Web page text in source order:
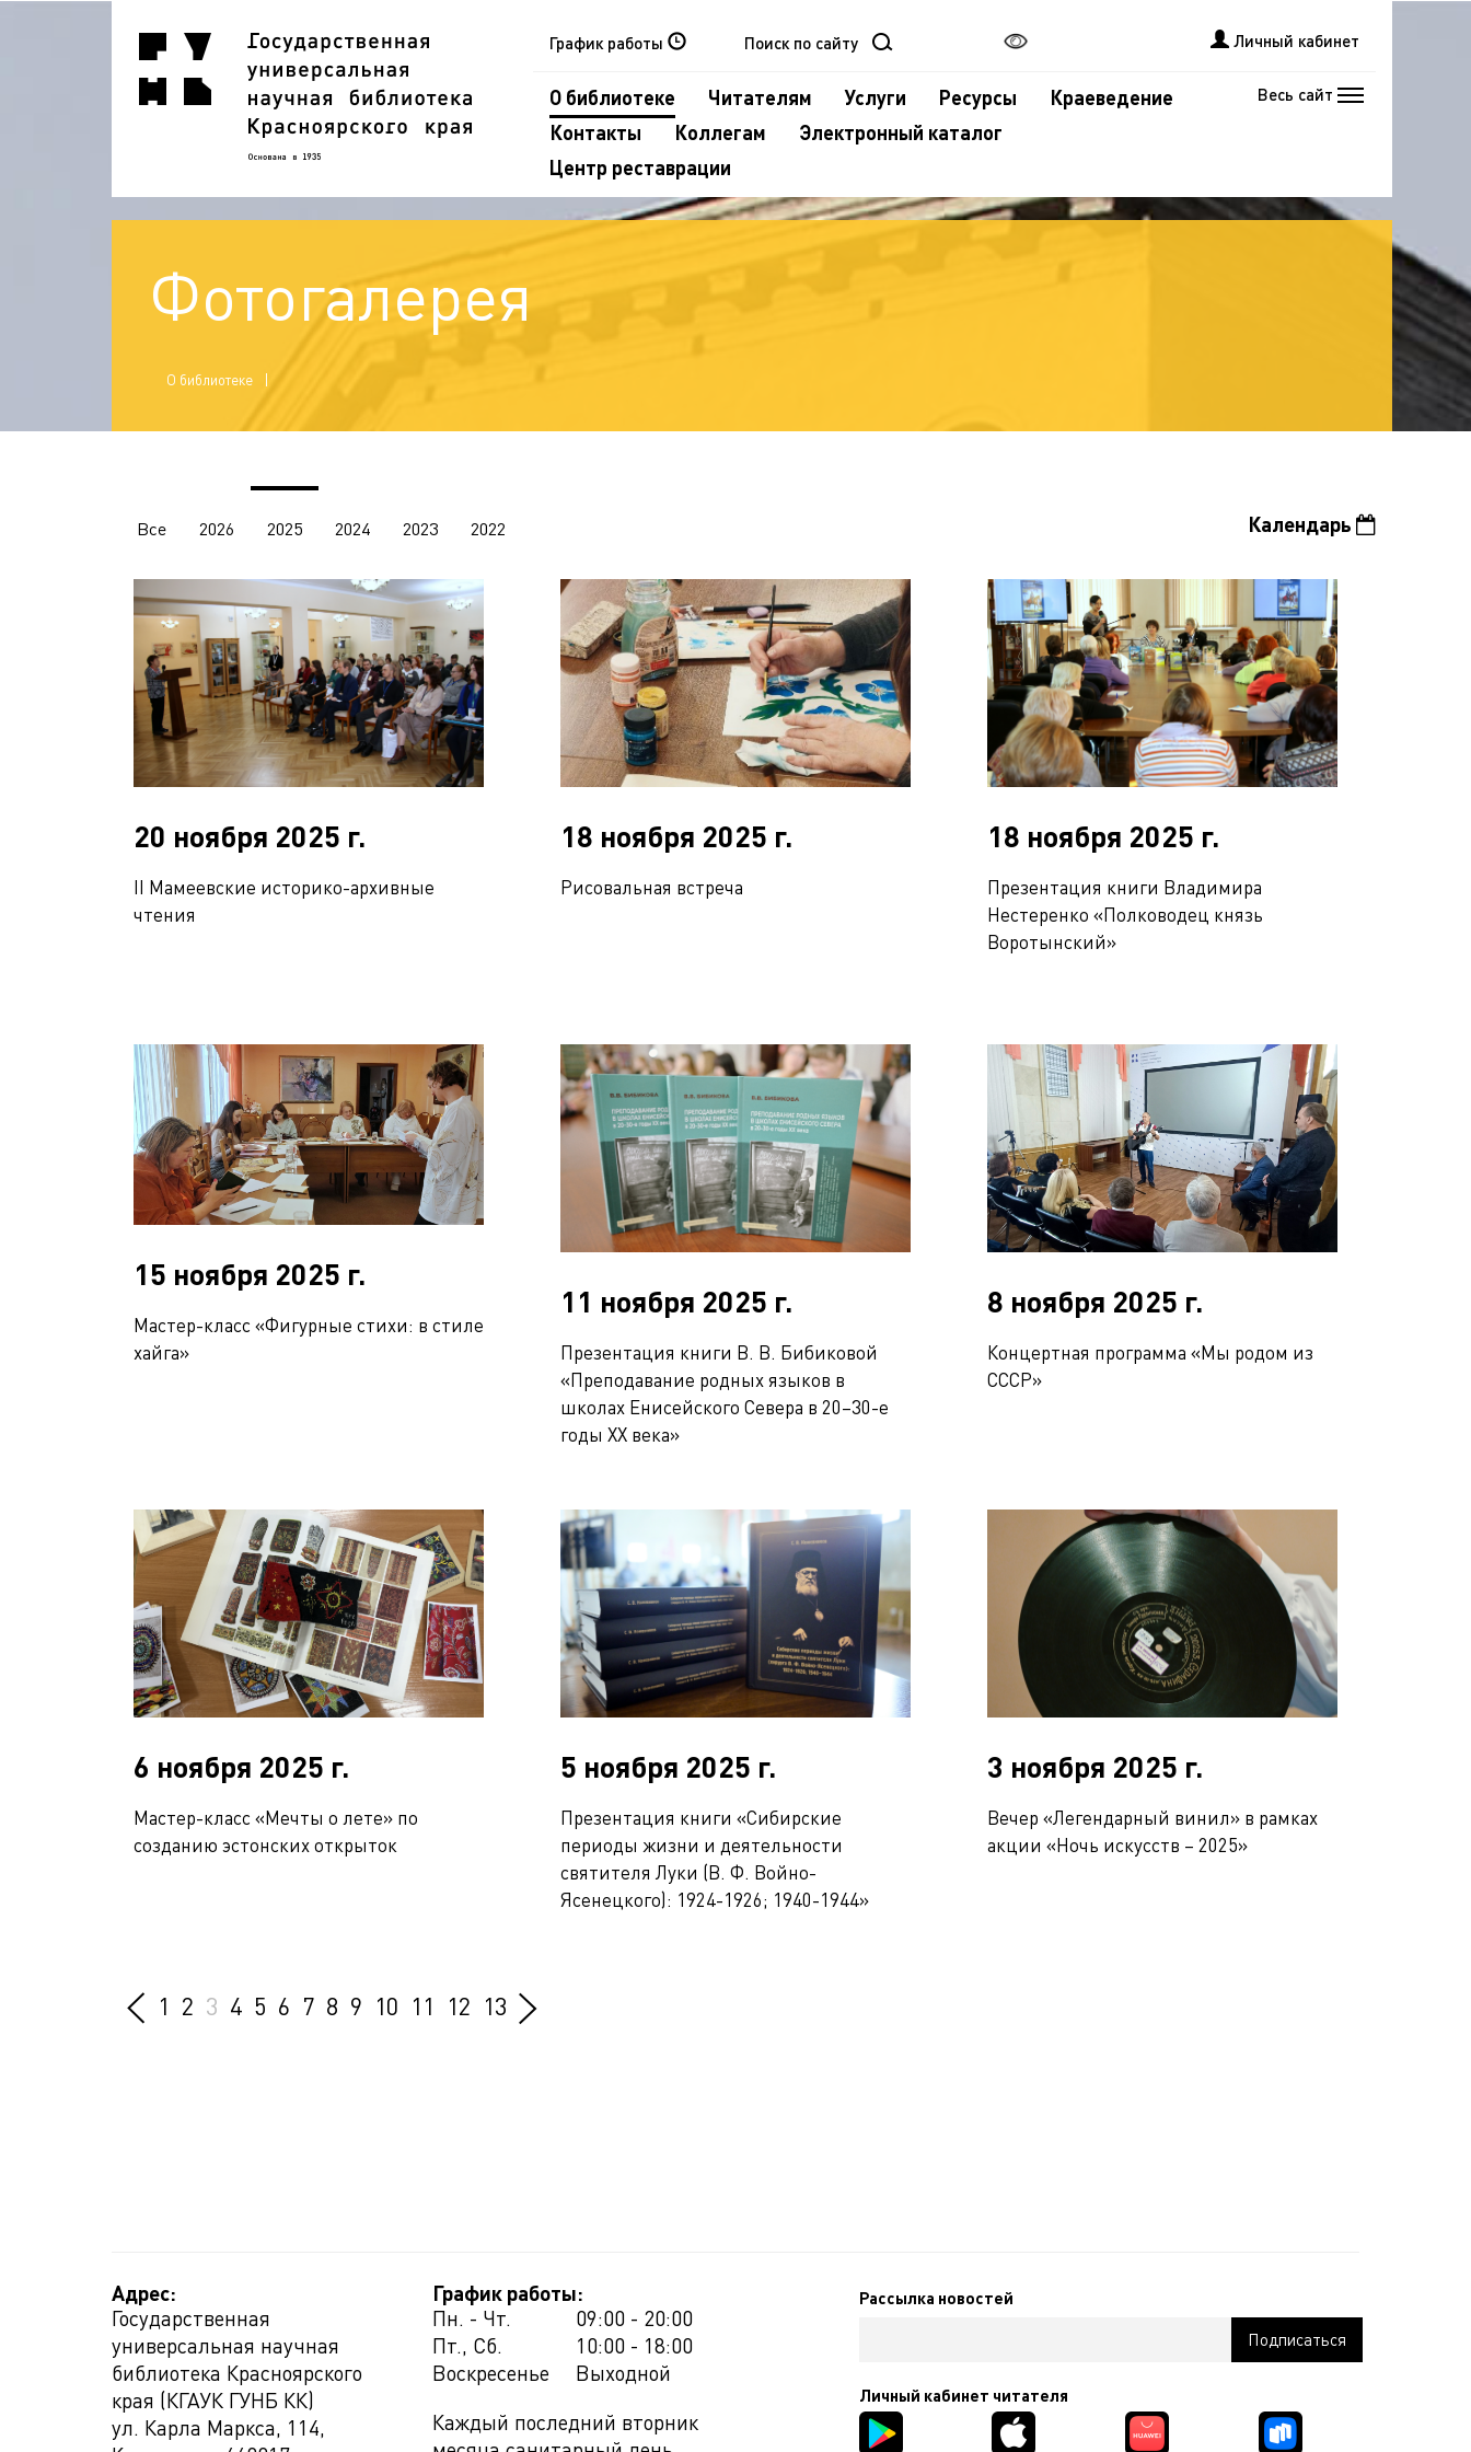
График работы Личный кабинет
О библиотеке Читателям Услуги Ресурсы
Краеведение
Контакты
Коллегам
Электронный каталог
Центр реставрации
Весь сайт
Фотогалерея
О библиотеке
Все 2026 2025 2024 2023 2022 Календарь
20 ноября 2025 г.
II Мамеевскиe историко-архивные
чтения
18 ноября 2025 г.
Рисовальная встреча
18 ноября 2025 г.
Презентация книги Владимира
Нестеренко «Полководец князь
Воротынский»
15 ноября 2025 г.
Мастер-класс «Фигурные стихи: в стиле
хайга»
11 ноября 2025 г.
Презентация книги В. В. Бибиковой
«Преподавание родных языков в
школах Енисейского Севера в 20–30-е
годы XX века»
8 ноября 2025 г.
Концертная программа «Мы родом из
СССР»
6 ноября 2025 г.
Мастер-класс «Мечты о лете» по
созданию эстонских открыток
5 ноября 2025 г.
Презентация книги «Сибирские
периоды жизни и деятельности
святителя Луки (В. Ф. Войно-
Ясенецкого): 1924-1926; 1940-1944»
3 ноября 2025 г.
Вечер «Легендарный винил» в рамках
акции «Ночь искусств – 2025»
1 2 3 4 5 6 7 8 9 10 11 12 13
Адрес:
Государственная
универсальная научная
библиотека Красноярского
края (КГАУК ГУНБ КК)
ул. Карла Маркса, 114,
График работы:
Пн. - Чт.
09:00 - 20:00
Пт., Сб.
10:00 - 18:00
Воскресенье
Выходной
Каждый последний вторник
Рассылка новостей
Личный кабинет читателя